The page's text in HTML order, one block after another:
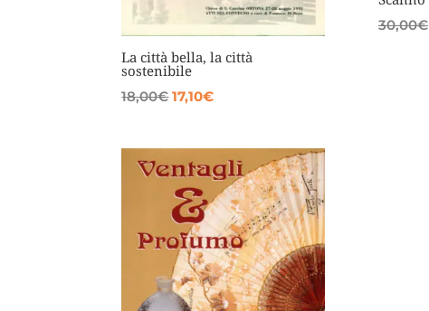
La città bella, la città
sostenibile
18,00€Il
era:
18,00€.
17,10€Il
è:
17,10€.
30,00€